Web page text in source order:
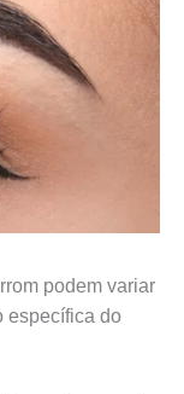
podem variar
específica do